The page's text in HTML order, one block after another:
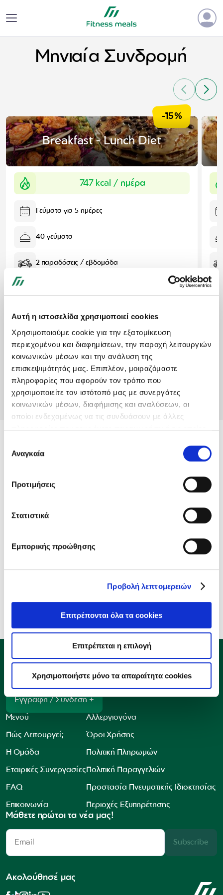
Αυτή η ιστοσελίδα χρησιμοποιεί cookies
Χρησιμοποιούμε cookie για την εξατομίκευση
περιεχομένου και διαφημίσεων, την παροχή λειτουργιών
κοινωνικών μέσων και την ανάλυση της
επισκεψιμότητάς μας. Επιπλέον, μοιραζόμαστε
πληροφορίες που αφορούν τον τρόπο που
χρησιμοποιείτε τον ιστότοπό μας με συνεργάτες
κοινωνικών μέσων, διαφήμισης και αναλύσεων, οι
οποίοι ενδεχομένως να τις συνδυάσουν με άλλες
των υπηρεσιών τους.
συγκατάθεσης
Αναγκαία
Προτιμήσεις
Στατιστικά
Εμπορικής προώθησης
Προβολή λεπτομερειών
Επιτρέπονται όλα τα cookies
Επιτρέπεται η επιλογή
Χρησιμοποιήστε μόνο τα απαραίτητα cookies
Μηνιαία Συνδρομή
Breakfast - Lunch Diet
-15%
747 kcal / ημέρα
Γεύματα για 5 ημέρες
40 γεύματα
2 παραδόσεις / εβδομάδα
339,20€
288,48€ / Μήνα
Μέση τιμή ανά γεύμα: 7,21€
Θέλω να δω τα γεύματα
Επίλεξε και διαμόρφωσέ το
περιοχές:
Αθήνα
More to come soon!
Έλεγξε αν παραδίδουμε στην περιοχή σου:
Συνδέσου στο προφίλ σου
Εγγραφή / Σύνδεση +
Μενού
Πώς Λειτουργεί;
Η Ομάδα
Εταιρικές Συνεργασίες
FAQ
Επικοινωνία
Αλλεργιογόνα
Όροι Χρήσης
Πολιτική Πληρωμών
Πολιτική Παραγγελιών
Προστασία Πνευματικής Ιδιοκτησίας
Περιοχές Εξυπηρέτησης
Μάθετε πρώτοι τα νέα μας!
Subscribe
Ακολούθησέ μας